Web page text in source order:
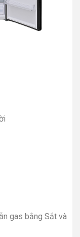
gas bằng Sắt và